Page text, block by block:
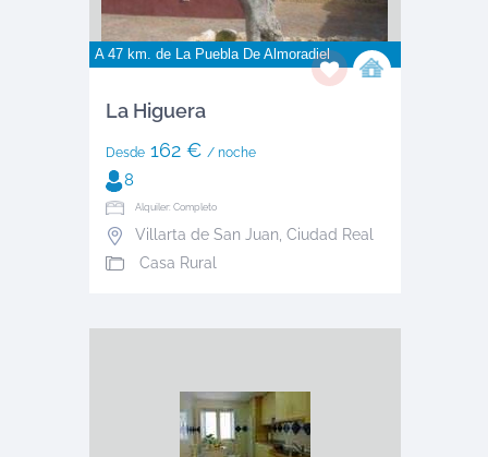
A 47 km. de La Puebla De Almoradiel
La Higuera
Desde162 € / noche
8
Alquiler: Completo
Villarta de San Juan Ciudad Real
Casa Rural